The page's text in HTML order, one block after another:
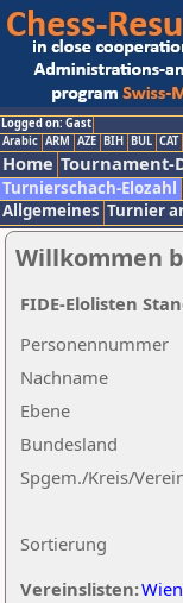
Logged on: Gast
Arabic ARM AZE BIH BUL CAT
Home Tournament-
Turnierschach-Elozahl
Allgemeines Turnier
Willkommen
Nachname
Ebene
Sortierung
Personennummer
Bundesland
Spgem./Kreis/
Vereinslisten:Wien
FIDE-Elolisten